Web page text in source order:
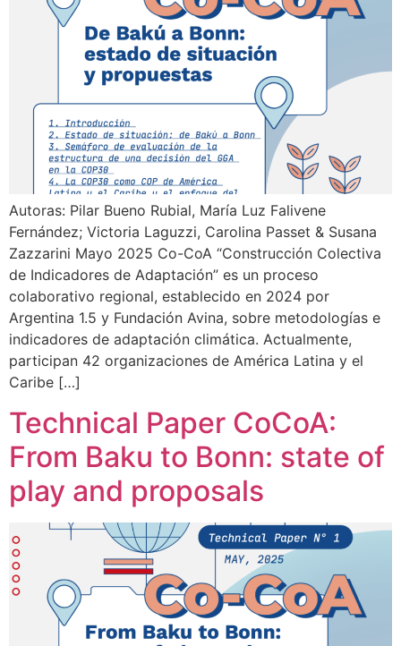
Autoras: Pilar Bueno Rubial, María Luz Falivene
Fernández; Victoria Laguzzi, Carolina Passet & Susana
Zazzarini Mayo 2025 Co-CoA “Construcción Colectiva
de Indicadores de Adaptación” es un proceso
colaborativo regional, establecido en 2024 por
Argentina 1.5 y Fundación Avina, sobre metodologías e
indicadores de adaptación climática. Actualmente,
participan 42 organizaciones de América Latina y el
Caribe […]
Technical Paper CoCoA:
From Baku to Bonn: state of
play and proposals